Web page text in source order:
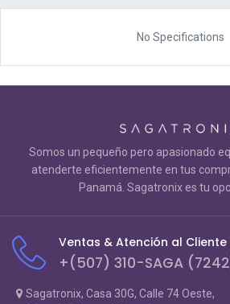
No Specifications
Somos un pequeño pero apasionado
atenderte eficientemente en tus
Panamá. Sagatronix es tu
Ventas & Atención al Cliente
+(507) 310-SAGA
Sagatronix, Casa 30G, Calle 74 Oeste,